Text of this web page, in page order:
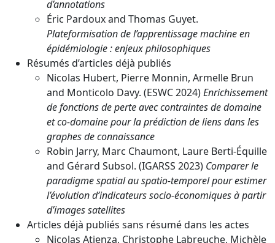
d’annotations
Éric Pardoux and Thomas Guyet.
Plateformisation de l’apprentissage machine en
épidémiologie : enjeux philosophiques
Résumés d’articles déjà publiés
Nicolas Hubert, Pierre Monnin, Armelle Brun
and Monticolo Davy. (ESWC 2024)Enrichissement
de fonctions de perte avec contraintes de domaine
et co-domaine pour la prédiction de liens dans les
graphes de connaissance
Robin Jarry, Marc Chaumont, Laure Berti-Équille
and Gérard Subsol. (IGARSS 2023) Comparer le
paradigme spatial au spatio-temporel pour estimer
l’évolution d’indicateurs socio-économiques à partir
d’images satellites
Articles déjà publiés sans résumé dans les actes
Nicolas Atienza, Christophe Labreuche, Michèle